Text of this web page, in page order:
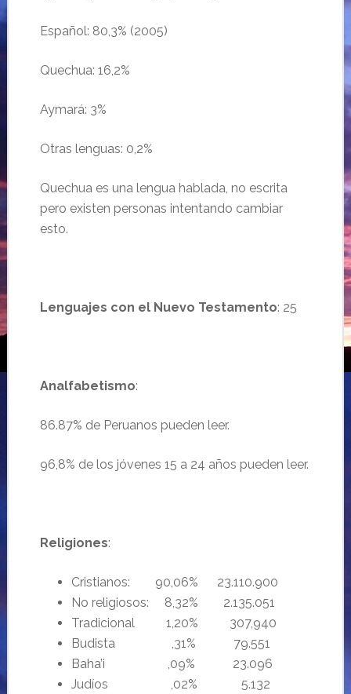
Español: 80,3% (2005)
Quechua: 16,2%
Aymará: 3%
Otras lenguas: 0,2%
Quechua es una lengua hablada, no escrita
pero existen personas intentando cambiar
esto.
Lenguajes con el Nuevo Testamento: 25
Analfabetismo:
86.87% de Peruanos pueden leer.
96,8% de los jóvenes 15 a 24 años pueden leer.
Religiones:
Cristianos: 90,06% 23.110.900
No religiosos: 8,32% 2.135.051
Tradicional 1,20% 307,940
Budista ,31% 79.551
Baha’i ,09% 23.096
Judíos ,02% 5.132